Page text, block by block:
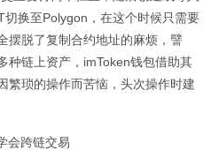
换至Polygon，在这个时候只需要
摆脱了复制合约地址的麻烦，譬
种链上资产，imToken钱包借助其
繁琐的操作而苦恼，头次操作时建